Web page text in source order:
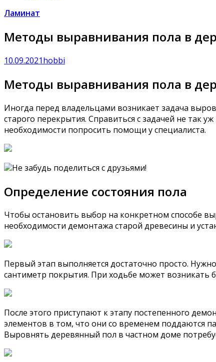
Ламинат
Методы выравнивания пола в
10.09.2021hobbi
Методы выравнивания пола в
Иногда перед владельцами возникает задача
старого перекрытия. Справиться с задачей не так
необходимости попросить помощи у специалиста.
Не забудь поделиться с друзьями!
Определение состояния пола
Чтобы остановить выбор на конкретном способе
необходимости демонтажа старой древесины и
Первый этап выполняется достаточно просто.
сантиметр покрытия. При ходьбе может возникать
После этого приступают к этапу постепенного
элементов в том, что они со временем поддаются
Выровнять деревянный пол в частном доме